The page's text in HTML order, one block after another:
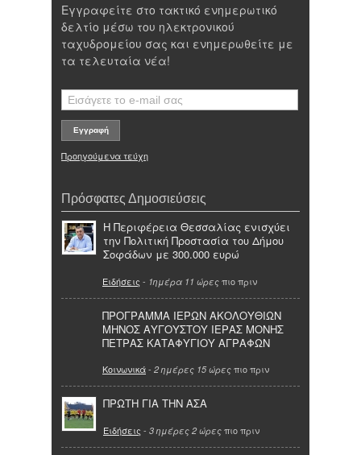
Εγγραφείτε στο τακτικό ενημερωτικό
δελτίο μέσω του ηλεκτρονικού
ταχυδρομείου σας και ενημερωθείτε με
τα τελευταία νέα!
Προηγούμενα τεύχη
Πρόσφατες Δημοσιεύσεις
Η Περιφέρεια Θεσσαλίας ενισχύει
την Πολιτική Προστασία του Δήμου
Σοφάδων με 300.000 ευρώ
Ειδήσεις - 1ημέρα 11 ώρες πιο πριν
ΠΡΟΓΡΑΜΜΑ ΙΕΡΩΝ ΑΚΟΛΟΥΘΙΩΝ
ΜΗΝΟΣ ΑΥΓΟΥΣΤΟΥ ΙΕΡΑΣ ΜΟΝΗΣ
ΠΕΤΡΑΣ ΚΑΤΑΦΥΓΙΟΥ ΑΓΡΑΦΩΝ
Κοινωνικά- 2 ημέρες 15 ώρες πιο πριν
ΠΡΩΤΗ ΓΙΑ ΤΗΝ ΑΣΑ
Ειδήσεις - 3 ημέρες 2 ώρες πιο πριν